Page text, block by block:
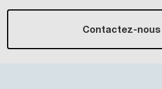
Contactez-nous